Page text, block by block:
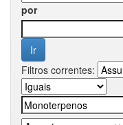
por
Filtros correntes: